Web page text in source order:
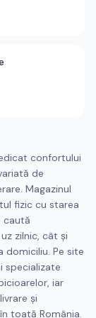
confortului
de
Magazinul
fizic cu starea
caută
zilnic, cât și
domiciliu. Pe site
specializate
iar
și
toată România.